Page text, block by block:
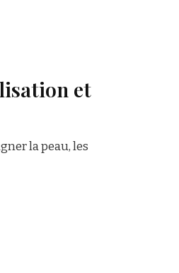
et
la peau, les